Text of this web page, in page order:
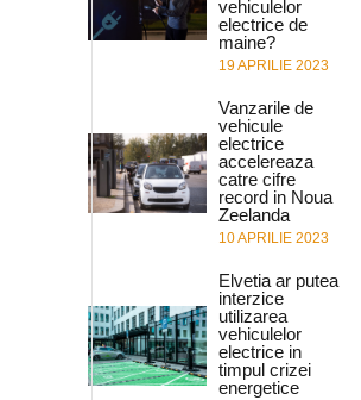
vehiculelor
electrice de
maine?
19 APRILIE 2023
Vanzarile de
vehicule
electrice
accelereaza
catre cifre
record in Noua
Zeelanda
10 APRILIE 2023
Elvetia ar putea
interzice
utilizarea
vehiculelor
electrice in
timpul crizei
energetice